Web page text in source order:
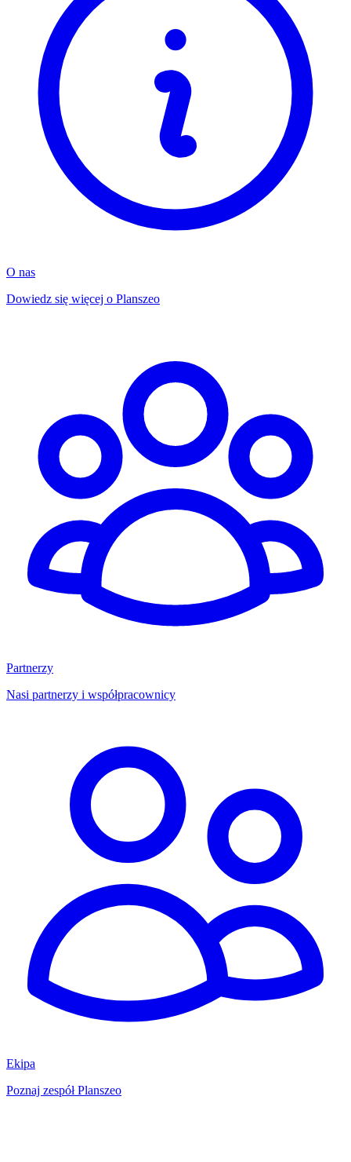
O nas
Dowiedz się więcej o Planszeo
Partnerzy
Nasi partnerzy i współpracownicy
Ekipa
Poznaj zespół Planszeo